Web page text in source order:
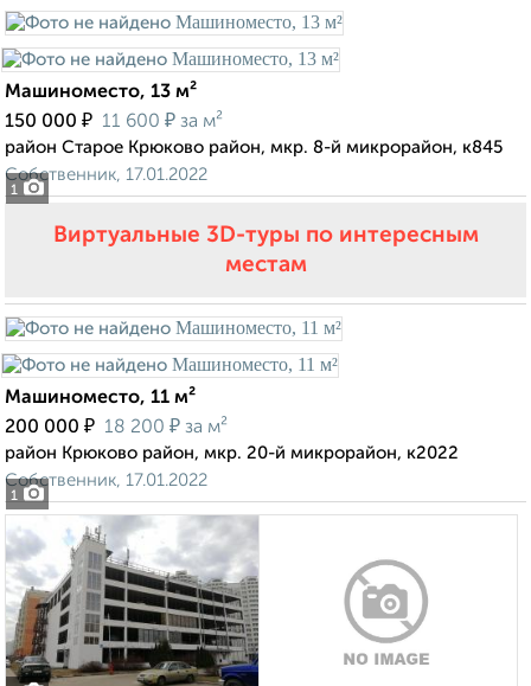
1
Машиноместо, 13 м²
150 000 ₽ 11 600 ₽ за м²
район Старое Крюково район, мкр. 8-й микрорайон, к845
Собственник, 17.01.2022
Виртуальные 3D-туры по интересным
местам
1
Машиноместо, 11 м²
200 000 ₽ 18 200 ₽ за м²
район Крюково район, мкр. 20-й микрорайон, к2022
Собственник, 17.01.2022